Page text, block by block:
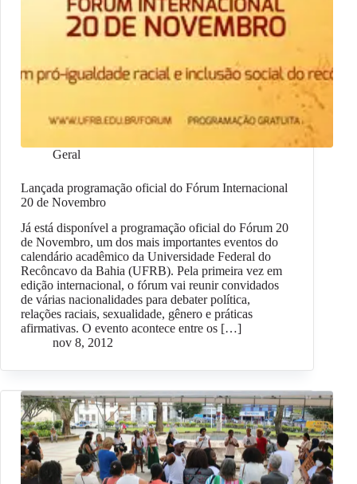
Geral
Lançada programação oficial do Fórum Internacional
20 de Novembro
Já está disponível a programação oficial do Fórum 20
de Novembro, um dos mais importantes eventos do
calendário acadêmico da Universidade Federal do
Recôncavo da Bahia (UFRB). Pela primeira vez em
edição internacional, o fórum vai reunir convidados
de várias nacionalidades para debater política,
relações raciais, sexualidade, gênero e práticas
afirmativas. O evento acontece entre os […]
nov 8, 2012